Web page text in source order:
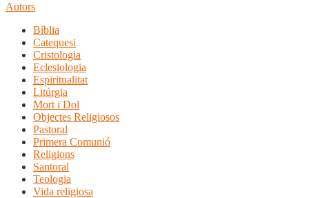
Autors
Bíblia
Catequesi
Cristologia
Eclesiologia
Espiritualitat
Litúrgia
Mort i Dol
Objectes Religiosos
Pastoral
Primera Comunió
Religions
Santoral
Teologia
Vida religiosa